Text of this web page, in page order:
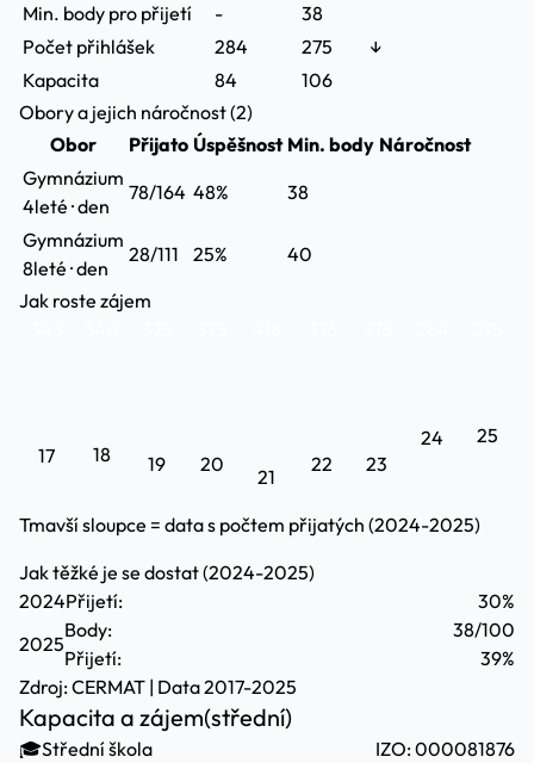
Min. body pro přijetí
-
38
Počet přihlášek
284 275
↓
Kapacita
84
106
Obory a jejich náročnost (2)
Obor
Přijato Úspěšnost Min. body Náročnost
Gymnázium
4leté · den
78/164 48%
38
Gymnázium
8leté · den
28/111 25%
40
Jak roste zájem
17 18 19 20
21
22 23
24 25
Tmavší sloupce = data s počtem přijatých (2024-2025)
Jak těžké je se dostat (2024-2025)
2024Přijetí:
30%
2025
Body:
38/100
Přijetí:
39%
Zdroj:CERMAT | Data 2017-2025
Kapacita a zájem(střední)
🎓Střední škola IZO: 000081876